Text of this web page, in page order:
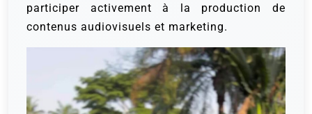
participer activement à la production de
contenus audiovisuels et marketing.